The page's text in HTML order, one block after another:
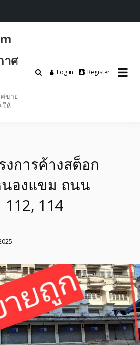
าศ
ขาย
ให้
Log in Register
งการค้างสต็อก
องแขม ถนน
112, 114